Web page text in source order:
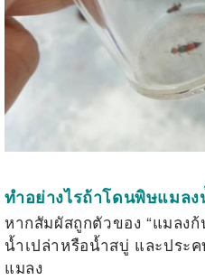
ทำอย่างไรถ้าโดนพิษแมลง
หากสัมผัสถูกตัวของ “แมลง
น้ำเปล่าหรือน้ำสบู่ และประ
แมลง